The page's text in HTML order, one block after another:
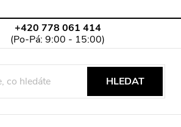
+420 778 061 414
Podmínky ochrany osobních údajů
HLEDAT